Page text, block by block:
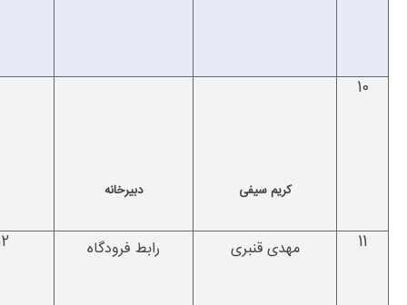
10
کریم سیفی دبیرخانه
11 مهدی قنبری رابط فرودگاه